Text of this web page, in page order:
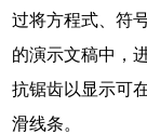
过将方程式、符
的演示文稿中，
抗锯齿以显示可
滑线条。